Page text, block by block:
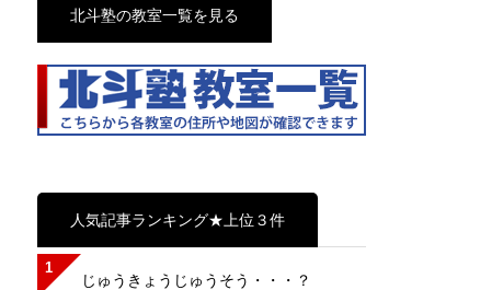
北斗塾の教室一覧を見る
人気記事ランキング★上位３件
1
じゅうきょうじゅうそう・・・？